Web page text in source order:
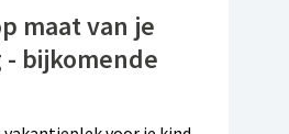
maat van je
bijkomende